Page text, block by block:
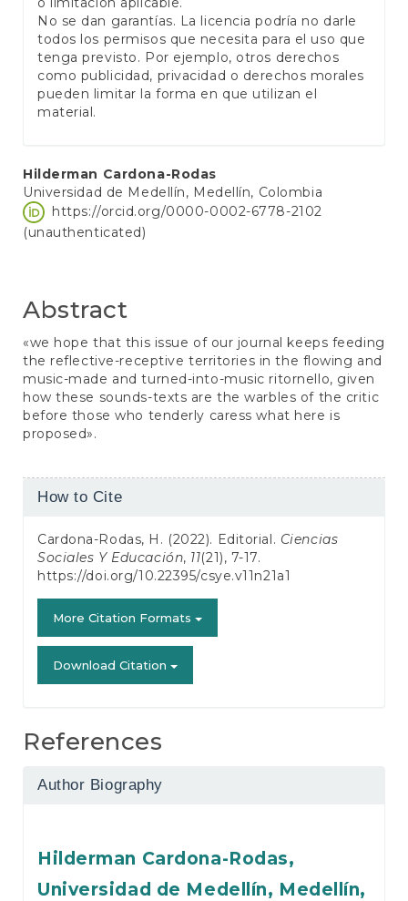
No se dan garantías. La licencia podría no darle
todos los permisos que necesita para el uso que
tenga previsto. Por ejemplo, otros derechos
como publicidad, privacidad o derechos morales
pueden limitar la forma en que utilizan el
material.
Main
Article
Content
Hilderman Cardona-Rodas
Universidad de Medellín, Medellín, Colombia
https://orcid.org/0000-0002-6778-2102
(unauthenticated)
Abstract
«we hope that this issue of our journal keeps feeding
the reflective-receptive territories in the flowing and
music-made and turned-into-music ritornello, given
how these sounds-texts are the warbles of the critic
before those who tenderly caress what here is
proposed».
Article
How to Cite
Cardona-Rodas, H. (2022). Editorial. Ciencias
Sociales Y Educación, 11(21), 7-17.
https://doi.org/10.22395/csye.v11n21a1
More Citation Formats
Download Citation
References
Author Biography
Hilderman Cardona-Rodas,
Universidad de Medellín, Medellín,